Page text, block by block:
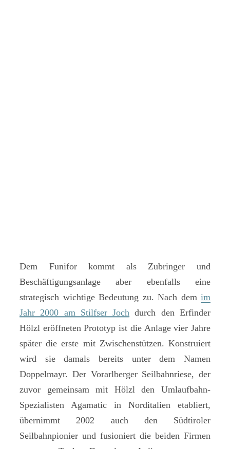
Dem Funifor kommt als Zubringer und
Beschäftigungsanlage aber ebenfalls eine
strategisch wichtige Bedeutung zu. Nach dem im
Jahr 2000 am Stilfser Joch durch den Erfinder
Hölzl eröffneten Prototyp ist die Anlage vier Jahre
später die erste mit Zwischenstützen. Konstruiert
wird sie damals bereits unter dem Namen
Doppelmayr. Der Vorarlberger Seilbahnriese, der
zuvor gemeinsam mit Hölzl den Umlaufbahn-
Spezialisten Agamatic in Norditalien etabliert,
übernimmt 2002 auch den Südtiroler
Seilbahnpionier und fusioniert die beiden Firmen